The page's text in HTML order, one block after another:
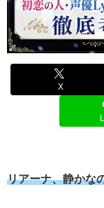
X
リアーナ、静かな